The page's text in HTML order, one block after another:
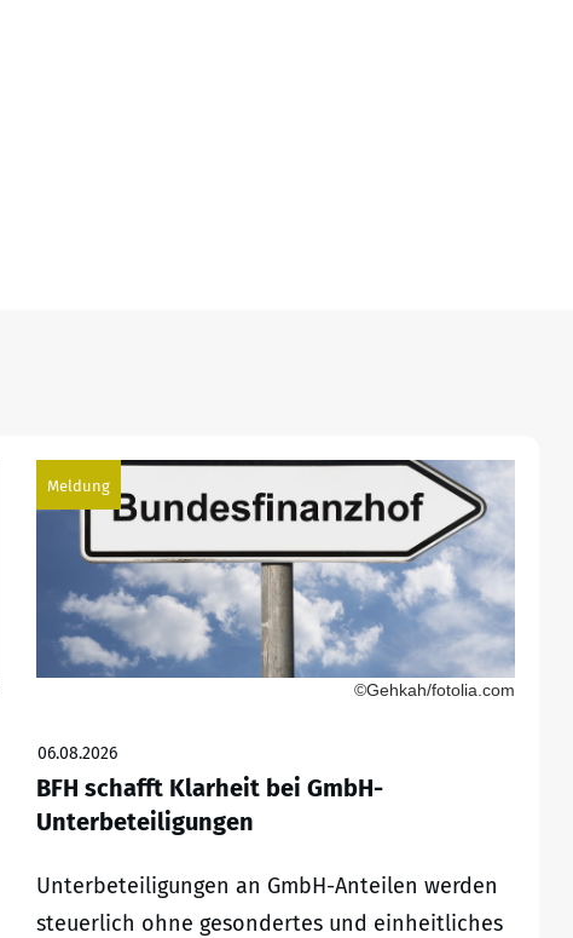
Meldung
©Gehkah/fotolia.com
06.08.2026
BFH schafft Klarheit bei GmbH-
Unterbeteiligungen
Unterbeteiligungen an GmbH-Anteilen werden
steuerlich ohne gesondertes und einheitliches